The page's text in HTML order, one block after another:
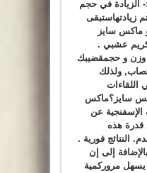
الزيادة في حجم
زيادتهاستبقى
ما هو ماكس سايز
عشبي .
وزن و حجمقضيبك
ولذلك
اللقاءات
ماكس سايز؟ماكس
عن
قدرة هذه
النتائج فورية .
إلى إن
مروركمية